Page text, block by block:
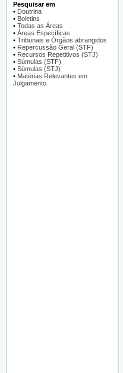
Pesquisar em
• Doutrina
• Boletins
• Todas as Áreas
• Áreas Específicas
• Tribunais e Órgãos abrangidos
• Repercussão Geral (STF)
• Recursos Repetitivos (STJ)
• Súmulas (STF)
• Súmulas (STJ)
• Matérias Relevantes em
Julgamento